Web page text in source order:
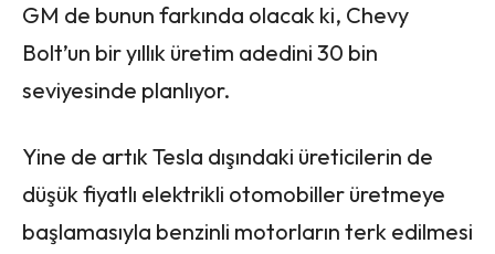
GM de bunun farkında olacak ki, Chevy
Bolt’un bir yıllık üretim adedini 30 bin
seviyesinde planlıyor.
Yine de artık Tesla dışındaki üreticilerin de
düşük fiyatlı elektrikli otomobiller üretmeye
başlamasıyla benzinli motorların terk edilmesi